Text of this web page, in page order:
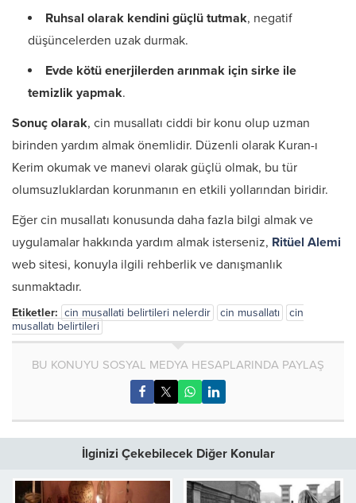
Ruhsal olarak kendini güçlü tutmak, negatif
düşüncelerden uzak durmak.
Evde kötü enerjilerden arınmak için sirke ile
temizlik yapmak.
Sonuç olarak, cin musallatı ciddi bir konu olup uzman
birinden yardım almak önemlidir. Düzenli olarak Kuran-ı
Kerim okumak ve manevi olarak güçlü olmak, bu tür
olumsuzluklardan korunmanın en etkili yollarından biridir.
Eğer cin musallatı konusunda daha fazla bilgi almak ve
uygulamalar hakkında yardım almak isterseniz, Ritüel Alemi
web sitesi, konuyla ilgili rehberlik ve danışmanlık
sunmaktadır.
Etiketler: cin musallati belirtileri nelerdir cin musallatı
cin
musallatı belirtileri
BU KONUYU SOSYAL MEDYA HESAPLARINDA PAYLAŞ
İlginizi Çekebilecek Diğer Konular